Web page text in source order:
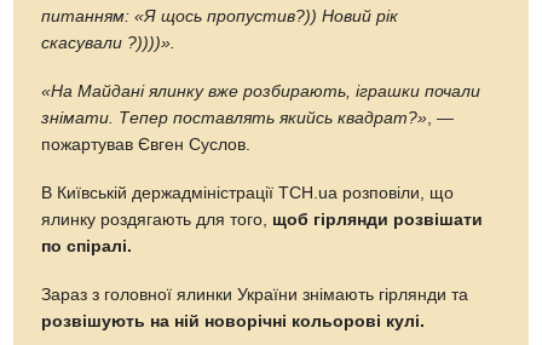
питанням: «Я щось пропустив?)) Новий рік
скасували ?))))».
«На Майдані ялинку вже розбирають, іграшки почали
знімати. Тепер поставлять якийсь квадрат?» , —
пожартував Євген Суслов.
В Київській держадміністрації ТСН.ua розповіли, що
ялинку роздягають для того, щоб гірлянди розвішати
по спіралі.
Зараз з головної ялинки України знімають гірлянди та
розвішують на ній новорічні кольорові кулі.